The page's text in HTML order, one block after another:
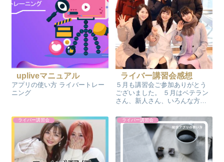
upliveマニュアル
アプリの使い方 ライバートレー
ニング
ライバー講習会感想
５月も講習会ご参加ありがとう
ございました。 ５月はベテラン
さん、新人さん、いろんな方が
んの感想を掲載させていただき
ます。 参加ライバー 皆さんこれ
からも頑張ってくださいね！ ラ
イバー申し込み・問い合わせは
ライバー講習会 ライバー講習会